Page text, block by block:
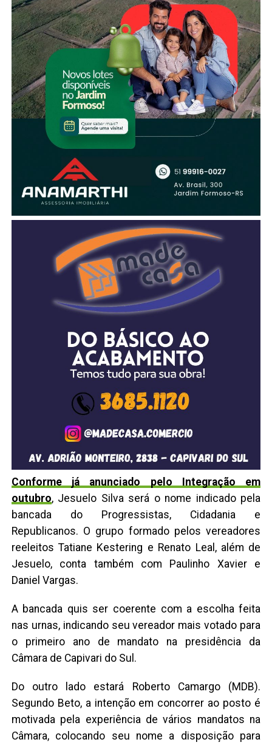
Conforme já anunciado pelo Integração em
outubro, Jesuelo Silva será o nome indicado pela
bancada do Progressistas, Cidadania e
Republicanos. O grupo formado pelos vereadores
reeleitos Tatiane Kestering e Renato Leal, além de
Jesuelo, conta também com Paulinho Xavier e
Daniel Vargas.
A bancada quis ser coerente com a escolha feita
nas urnas, indicando seu vereador mais votado para
o primeiro ano de mandato na presidência da
Câmara de Capivari do Sul.
Do outro lado estará Roberto Camargo (MDB).
Segundo Beto, a intenção em concorrer ao posto é
motivada pela experiência de vários mandatos na
Câmara, colocando seu nome a disposição para